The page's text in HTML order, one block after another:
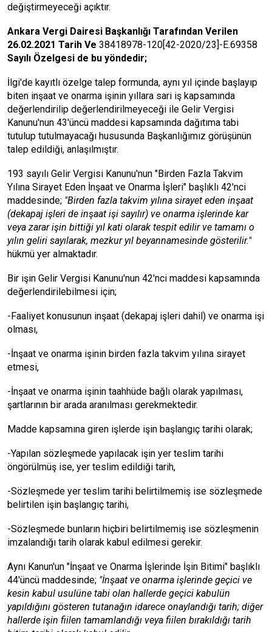
değiştirmeyeceği açıktır.
Ankara Vergi Dairesi Başkanlığı Tarafından Verilen
26.02.2021 Tarih Ve 38418978-120[42-2020/23]-E.69358
Sayılı Özelgesi de bu yöndedir;
İlgi'de kayıtlı özelge talep formunda, aynı yıl içinde başlayıp
biten inşaat ve onarma işinin yıllara sari iş kapsamında
değerlendirilip değerlendirilmeyeceği ile Gelir Vergisi
Kanunu'nun 43'üncü maddesi kapsamında dağıtıma tabi
tutulup tutulmayacağı hususunda Başkanlığımız görüşünün
talep edildiği, anlaşılmıştır.
193 sayılı Gelir Vergisi Kanunu'nun "Birden Fazla Takvim
Yılına Sirayet Eden İnşaat ve Onarma İşleri" başlıklı 42'nci
maddesinde; "Birden fazla takvim yılına sirayet eden inşaat
(dekapaj işleri de inşaat işi sayılır) ve onarma işlerinde kar
veya zarar işin bittiği yıl kati olarak tespit edilir ve tamamı o
yılın geliri sayılarak, mezkur yıl beyannamesinde gösterilir."
hükmü yer almaktadır.
Bir işin Gelir Vergisi Kanunu'nun 42'nci maddesi kapsamında
değerlendirilebilmesi için;
-Faaliyet konusunun inşaat (dekapaj işleri dahil) ve onarma işi
olması,
-İnşaat ve onarma işinin birden fazla takvim yılına sirayet
etmesi,
-İnşaat ve onarma işinin taahhüde bağlı olarak yapılması,
şartlarının bir arada aranılması gerekmektedir.
Madde kapsamına giren işlerde işin başlangıç tarihi olarak;
-Yapılan sözleşmede yapılacak işin yer teslim tarihi
öngörülmüş ise, yer teslim edildiği tarih,
-Sözleşmede yer teslim tarihi belirtilmemiş ise sözleşmede
belirtilen işin başlangıç tarihi,
-Sözleşmede bunların hiçbiri belirtilmemiş ise sözleşmenin
imzalandığı tarih olarak kabul edilmesi gerekir.
Aynı Kanun'un "İnşaat ve Onarma İşlerinde İşin Bitimi" başlıklı
44'üncü maddesinde; "İnşaat ve onarma işlerinde geçici ve
kesin kabul usulüne tabi olan hallerde geçici kabulün
yapıldığını gösteren tutanağın idarece onaylandığı tarih; diğer
hallerde işin fiilen tamamlandığı veya fiilen bırakıldığı tarih